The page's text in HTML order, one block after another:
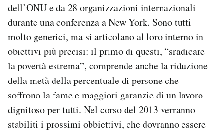
dell’ONU e da 28 organizzazioni internazionali
durante una conferenza a New York. Sono tutti
molto generici, ma si articolano al loro interno in
obiettivi più precisi: il primo di questi, “sradicare
la povertà estrema”, comprende anche la riduzione
della metà della percentuale di persone che
soffrono la fame e maggiori garanzie di un lavoro
dignitoso per tutti. Nel corso del 2013 verranno
stabiliti i prossimi obbiettivi, che dovranno essere